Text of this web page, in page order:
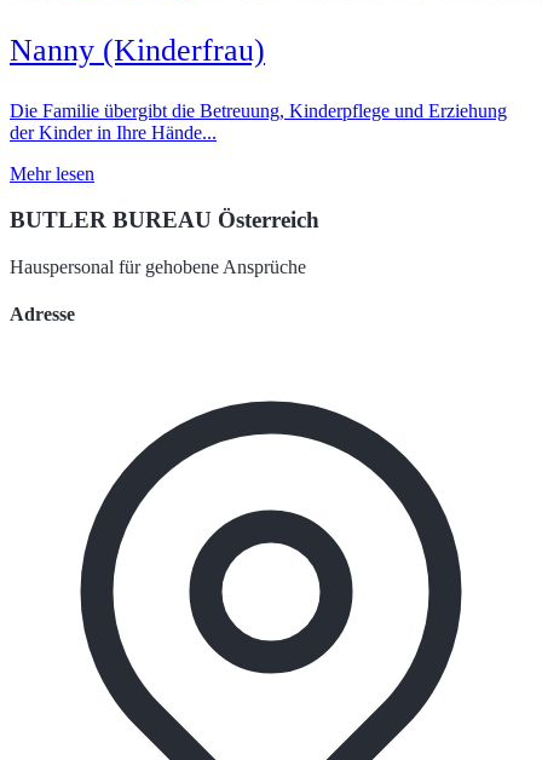
Nanny (Kinderfrau)
Die Familie übergibt die Betreuung, Kinderpflege und Erziehung
der Kinder in Ihre Hände...
Mehr lesen
BUTLER BUREAU Österreich
Hauspersonal für gehobene Ansprüche
Adresse